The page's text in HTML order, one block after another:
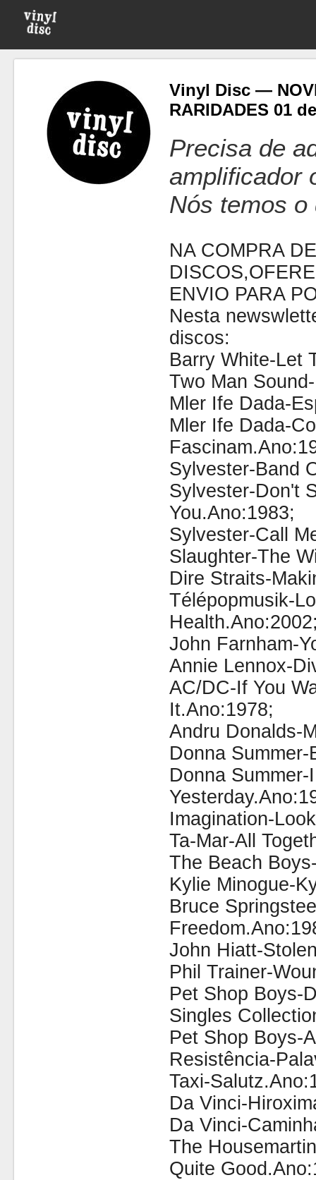
Vinyl Disc —
RARIDADES 01
Precisa de
amplificador
Nós temos o
NA COMPRA
ENVIO PARA
Nesta
discos:
Barry White-Let
Two Man
Mler Ife Dada-
Mler Ife Dada-
Sylvester-Band
Sylvester-Don't
You.Ano:1983;
Sylvester-Call
Slaughter-The
Dire Straits-
Télépopmusik-
John Farnham-
Annie Lennox-
AC/DC-If You
It.Ano:1978;
Andru Donalds-
Donna
Donna Summer-
Imagination-
Ta-Mar-All
The Beach
Kylie Minogue-
Bruce
John Hiatt-
Phil Trainer-
Pet Shop Boys-
Singles
Pet Shop Boys-
Resistência-
Taxi-
Da Vinci-
Da Vinci-
The
Quite